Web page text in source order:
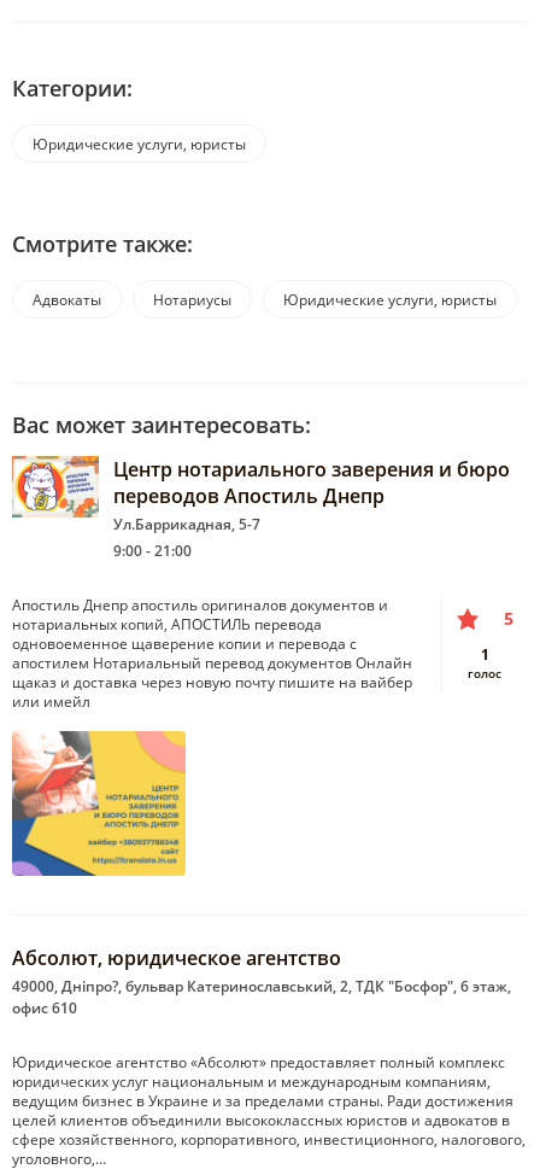
Категории:
Юридические услуги, юристы
Смотрите также:
Адвокаты Нотариусы Юридические услуги, юристы
Вас может заинтересовать:
Центр нотариального заверения и бюро
переводов Апостиль Днепр
Ул.Баррикадная, 5-7
9:00 - 21:00
Апостиль Днепр апостиль оригиналов документов и
нотариальных копий, АПОСТИЛЬ перевода
одновоеменное щаверение копии и перевода с
апостилем Нотариальный перевод документов Онлайн
щаказ и доставка через новую почту пишите на вайбер
или имейл
5
1
голос
Абсолют, юридическое агентство
49000, Дніпро?, бульвар Катеринославський, 2, ТДК "Босфор", 6 этаж,
офис 610
Юридическое агентство «Абсолют» предоставляет полный комплекс
юридических услуг национальным и международным компаниям,
ведущим бизнес в Украине и за пределами страны. Ради достижения
целей клиентов объединили высококлассных юристов и адвокатов в
сфере хозяйственного, корпоративного, инвестиционного, налогового,
уголовного,…